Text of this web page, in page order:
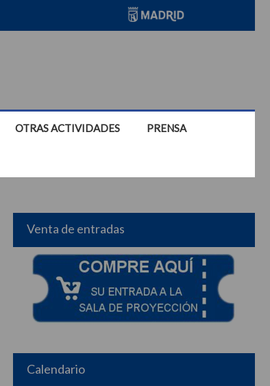
OTRAS ACTIVIDADES PRENSA
Venta de entradas
Calendario